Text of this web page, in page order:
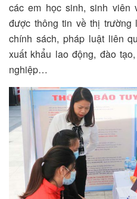
các em học sinh, sinh viên
được thông tin về thị
chính sách, pháp luật liên
xuất khẩu lao động, đào
nghiệp…